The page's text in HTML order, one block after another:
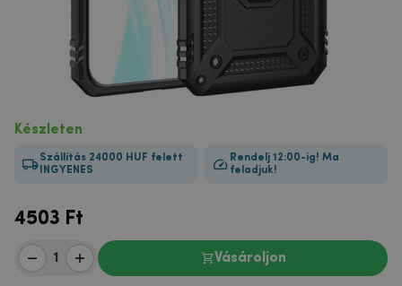
Készleten
Szállítás 24000 HUF felett
INGYENES
Rendelj 12:00-ig! Ma
feladjuk!
4503 Ft
Vásároljon